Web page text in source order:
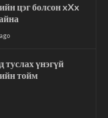
цэг болсон xXx
туслах үнэгүй
тойм